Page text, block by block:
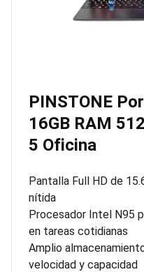
PINSTONE
16GB RAM
5 Oficina
Pantalla Full HD de
nítida
Procesador Intel N95
en tareas cotidianas
Amplio
velocidad y capacidad